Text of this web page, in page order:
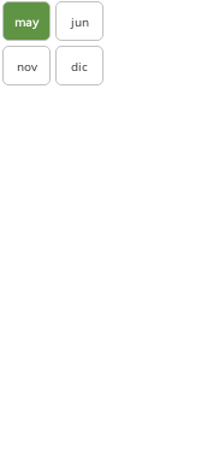
may jun
nov dic